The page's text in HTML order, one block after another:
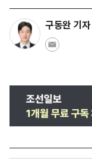
구동완 기자